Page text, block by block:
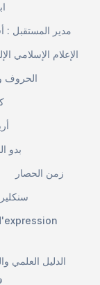
مدير المستقبل :
الإعلام الإسلامي
الحروف
بدو
زمن الحصار
دليل برمجة حاسب سبكتروم (ZX) سنكلير
الدليل العلمي